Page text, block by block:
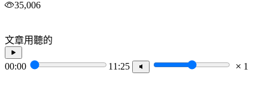
35,006
文章用聽的
00:00 11:25 1